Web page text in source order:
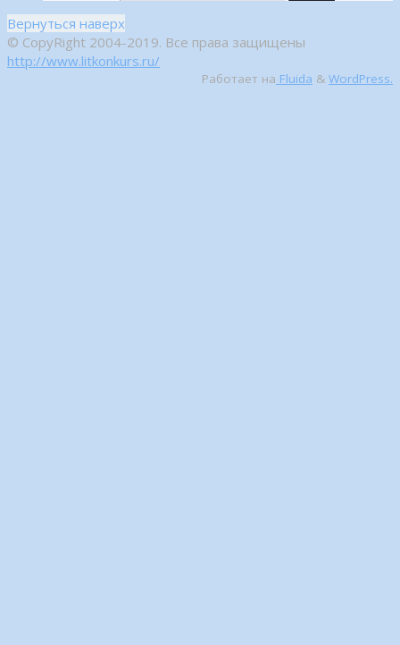
Вернуться наверх
© CopyRight 2004-2019. Все права защищены
http://www.litkonkurs.ru/
Работает на Fluida & WordPress.